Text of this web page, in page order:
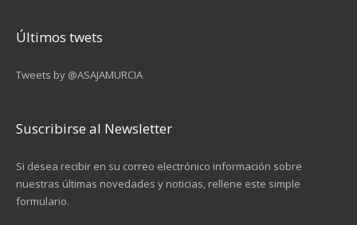
Últimos twets
Tweets by @ASAJAMURCIA
Suscribirse al Newsletter
Si desea recibir en su correo electrónico información sobre
nuestras últimas novedades y noticias, rellene este simple
formulario.